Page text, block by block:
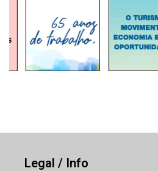
Legal / Info